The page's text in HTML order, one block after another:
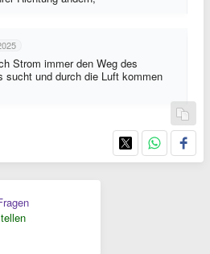
Strom immer den Weg des
sucht und durch die Luft kommen